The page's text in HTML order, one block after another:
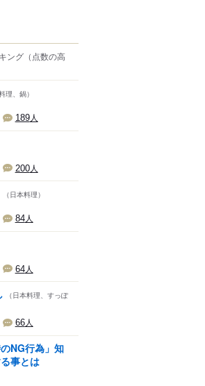
ング （点数の高
理、鍋）
189人
200人
（日本料理）
84人
64人
（日本料理、すっぽ
66人
NG行為」知
事とは